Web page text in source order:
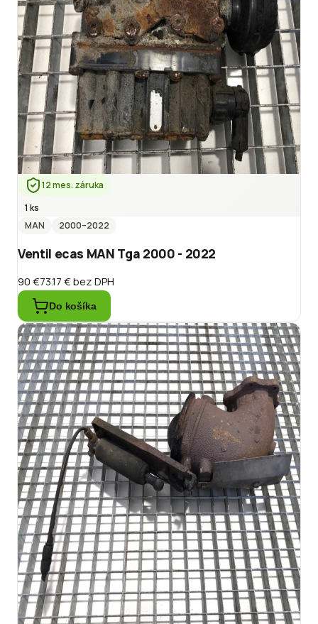
12 mes. záruka
1 ks
MAN
2000–2022
Ventil ecas MAN Tga 2000 - 2022
90 €73.17 €bez DPH
Do košíka